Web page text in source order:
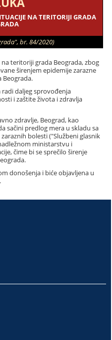
NA TERITORIJI GRADA
br. 84/2020)
teritoriji grada Beograda, zbog
širenjem epidemije zarazne
Beograda.
radi daljeg sprovođenja
i zaštite života i zdravlja
zdravlje, Beograd, kao
sačini predlog mera u skladu sa
bolesti ("Službeni glasnik
ministarstvu i
čime bi se sprečilo širenje
donošenja i biće objavljena u